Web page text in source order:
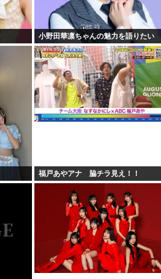
小野田華凛ちゃんの魅力を語りたい
福戸あやアナ 脇チラ見え！！